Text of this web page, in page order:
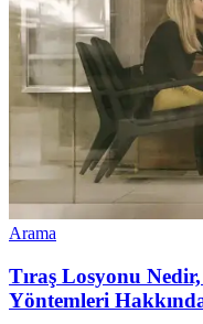
Arama
Tıraş Losyonu
Yöntemleri